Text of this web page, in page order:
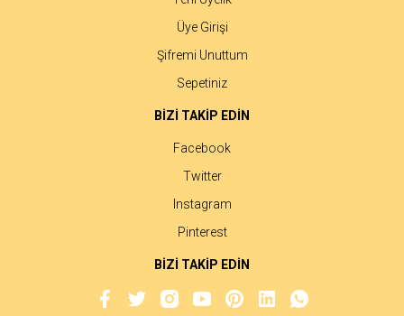
Üye Girişi
Şifremi Unuttum
Sepetiniz
BİZİ TAKİP EDİN
Facebook
Twitter
Instagram
Pinterest
BİZİ TAKİP EDİN